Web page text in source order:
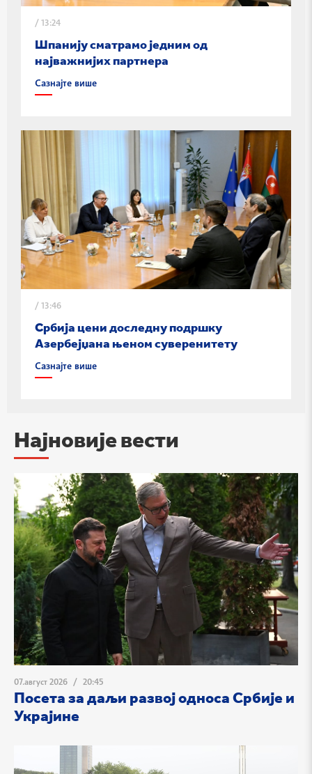
/ 13:24
Шпанију сматрамо једним од
најважнијих партнера
Сазнајте више
/ 13:46
Србија цени доследну подршку
Азербејџана њеном суверенитету
Сазнајте више
Најновије вести
07.август 2026 / 20:45
Посета за даљи развој односа Србије и
Украјине